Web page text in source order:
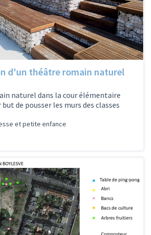
d'un théâtre romain naturel
naturel dans la cour élémentaire
but de pousser les murs des classes
et petite enfance